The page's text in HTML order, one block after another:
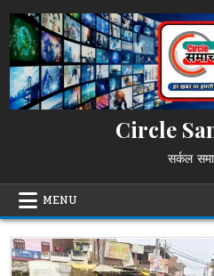
to
content
Circle
सर्कल
MENU